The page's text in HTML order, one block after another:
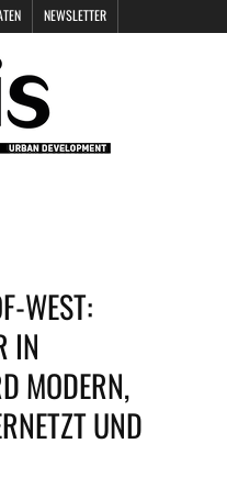
NEWSLETTER
WEST:
IN
MODERN,
UND